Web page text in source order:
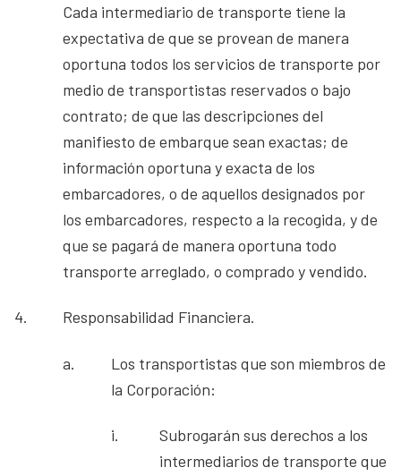
Cada intermediario de transporte tiene la
expectativa de que se provean de manera
oportuna todos los servicios de transporte por
medio de transportistas reservados o bajo
contrato; de que las descripciones del
manifiesto de embarque sean exactas; de
información oportuna y exacta de los
embarcadores, o de aquellos designados por
los embarcadores, respecto a la recogida, y de
que se pagará de manera oportuna todo
transporte arreglado, o comprado y vendido.
4. Responsabilidad Financiera.
a.
Los transportistas que son miembros de
la Corporación:
i.
Subrogarán sus derechos a los
intermediarios de transporte que